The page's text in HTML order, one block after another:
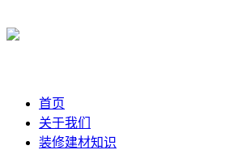
首页
关于我们
装修建材知识